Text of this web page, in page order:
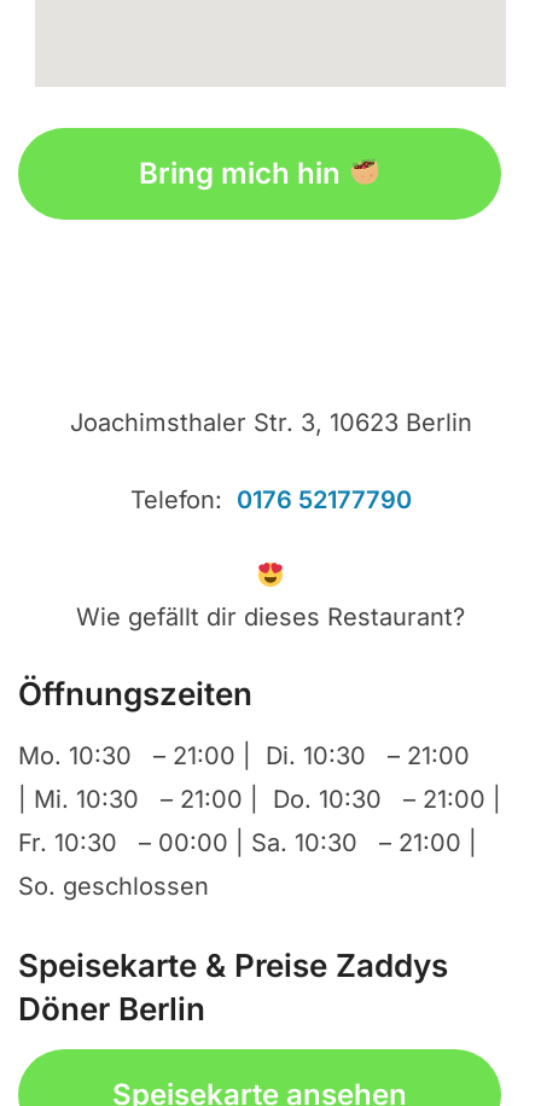
google maps for my website
Bring mich hin
Joachimsthaler Str. 3, 10623 Berlin
Telefon: 0176 52177790
Wie gefällt dir dieses Restaurant?
Öffnungszeiten
Mo. 10:30 – 21:00 | Di. 10:30 – 21:00
| Mi. 10:30 – 21:00 | Do. 10:30 – 21:00 |
Fr. 10:30 – 00:00 | Sa. 10:30 – 21:00 |
So. geschlossen
Speisekarte & Preise Zaddys
Döner Berlin
Speisekarte ansehen